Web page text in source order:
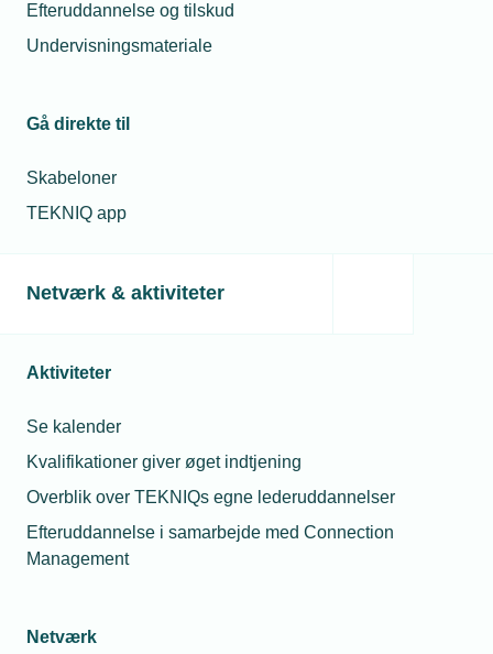
Efteruddannelse og tilskud
Undervisningsmateriale
Gå direkte til
Skabeloner
TEKNIQ app
Netværk & aktiviteter
Aktiviteter
Se kalender
Kvalifikationer giver øget indtjening
Overblik over TEKNIQs egne lederuddannelser
Efteruddannelse i samarbejde med Connection
Management
Netværk